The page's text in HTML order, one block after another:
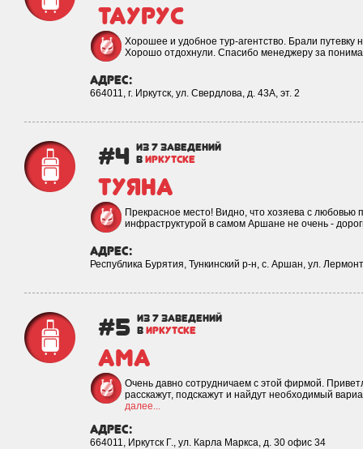
Таурус
Хорошее и удобное тур-агентство. Брали
Хорошо отдохнули. Спасибо менеджеру за
адрес:
664011, г. Иркутск, ул. Свердлова, д. 43А, эт. 2
#4 из 7 заведений
в ИРКУТСКЕ
Туяна
Прекрасное место! Видно, что хозяева с любовью
инфраструктурой в самом Аршане не очень -
адрес:
Республика Бурятия, Тункинский р-н, с. Аршан, ул.
#5 из 7 заведений
в ИРКУТСКЕ
АМА
Очень давно сотрудничаем с этой фирмой.
расскажут, подскажут и найдут необходимый
далее...
адрес:
664011, Иркутск Г., ул. Карла Маркса, д. 30 офис 34